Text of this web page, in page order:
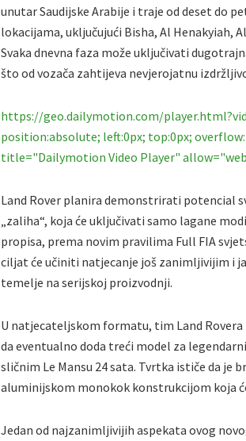
unutar Saudijske Arabije i traje od deset do
lokacijama, uključujući Bisha, Al Henakyiah,
Svaka dnevna faza može uključivati
što od vozača zahtijeva nevjerojatnu
https://geo.dailymotion.com/
position:absolute; left:0px; top:0px;
title="Dailymotion Video Player"
Land Rover planira demonstrirati potencial
„zaliha“, koja će uključivati samo lagane
propisa, prema novim pravilima Full FIA
ciljat će učiniti natjecanje još zanimljivijim i
temelje na serijskoj proizvodnji.
U natjecateljskom formatu, tim Land
da eventualno doda treći model za
sličnim Le Mansu 24 sata. Tvrtka ističe da je
aluminijskom monokok konstrukcijom koja
Jedan od najzanimljivijih aspekata ovog